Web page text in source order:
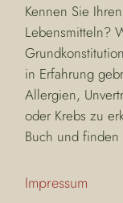
Kennen Sie
Lebensmitteln?
in Erfahrung
Allergien,
oder Krebs zu
Buch und finden
Impressum